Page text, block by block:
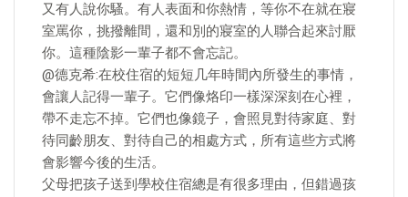
又有人說你騷。有人表面和你熱情，等你不在就在寢
室罵你，挑撥離間，還和別的寢室的人聯合起來討厭
你。這種陰影一輩子都不會忘記。
@德克希:在校住宿的短短几年時間內所發生的事情，
會讓人記得一輩子。它們像烙印一樣深深刻在心裡，
帶不走忘不掉。它們也像鏡子，會照見對待家庭、對
待同齡朋友、對待自己的相處方式，所有這些方式將
會影響今後的生活。
父母把孩子送到學校住宿總是有很多理由，但錯過孩